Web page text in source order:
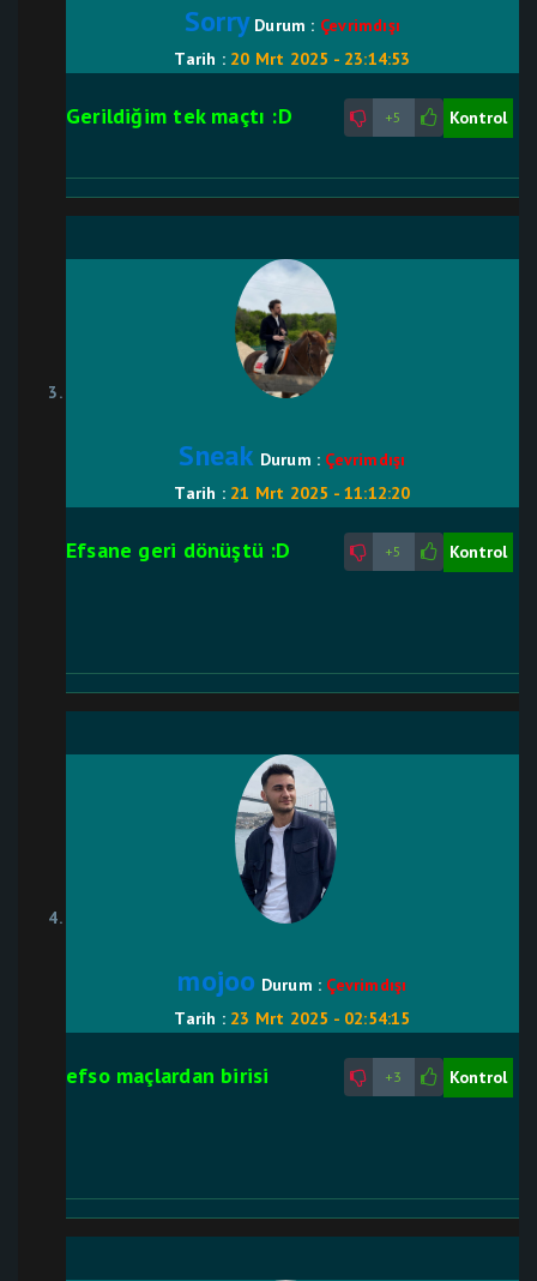
Sorry Durum : Çevrimdışı
Tarih : 20 Mrt 2025 - 23:14:53
+5 Kontrol
Gerildiğim tek maçtı :D
Sneak Durum : Çevrimdışı
Tarih : 21 Mrt 2025 - 11:12:20
+5 Kontrol
Efsane geri dönüştü :D
mojoo Durum : Çevrimdışı
Tarih : 23 Mrt 2025 - 02:54:15
+3 Kontrol
efso maçlardan birisi